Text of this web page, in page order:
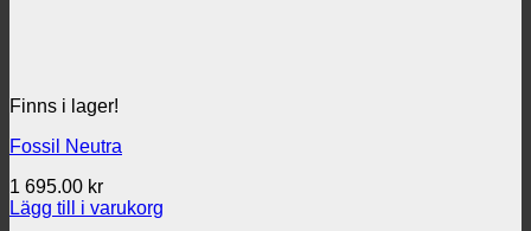
Finns i lager!
Fossil Neutra
1 695.00 kr
Lägg till i varukorg